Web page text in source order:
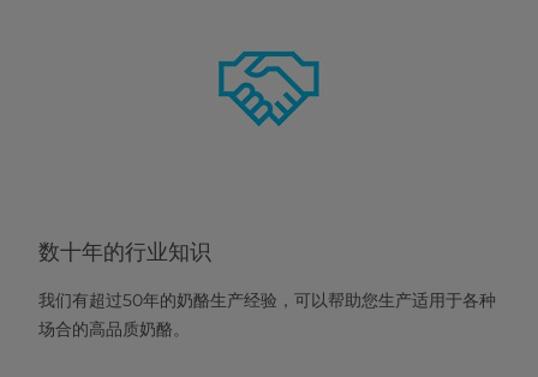
数十年的行业知识
我们有超过50年的奶酪生产经验，可以帮助您生产适用于各种
场合的高品质奶酪。